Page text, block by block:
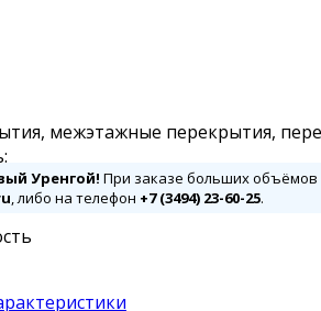
межэтажные перекрытия,
Уренгой! При заказе больших объёмов
, либо на телефон +7 (3494) 23-60-25.